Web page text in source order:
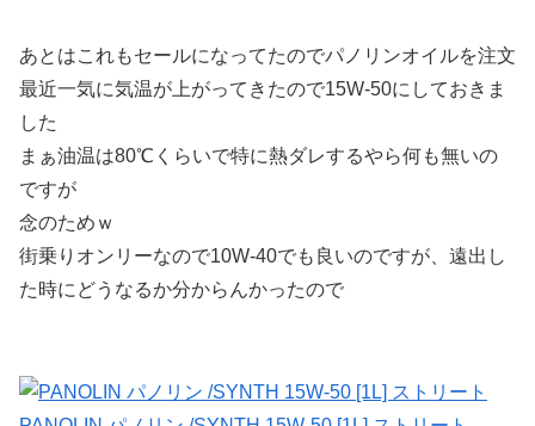
あとはこれもセールになってたのでパノリンオイルを注文
最近一気に気温が上がってきたので15W-50にしておきま
した
まぁ油温は80℃くらいで特に熱ダレするやら何も無いの
ですが
念のためｗ
街乗りオンリーなので10W-40でも良いのですが、遠出し
た時にどうなるか分からんかったので